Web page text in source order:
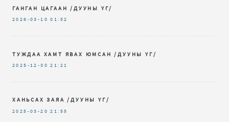
ГАНГАН ЦАГААН /ДУУНЫ ҮГ/
2026-03-10 01:52
ТУЖДАА ХАМТ ЯВАХ ЮМСАН /ДУУНЫ ҮГ/
2025-12-30 21:21
ХАНЬСАХ ЗАЯА /ДУУНЫ ҮГ/
2025-03-20 21:55